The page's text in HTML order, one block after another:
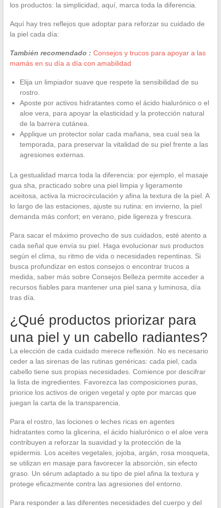
los productos: la simplicidad, aquí, marca toda la diferencia.
Aquí hay tres reflejos que adoptar para reforzar su cuidado de
la piel cada día:
También recomendado : Consejos y trucos para apoyar a las
mamás en su día a día con amabilidad
Elija un limpiador suave que respete la sensibilidad de su
rostro.
Aposte por activos hidratantes como el ácido hialurónico o el
aloe vera, para apoyar la elasticidad y la protección natural
de la barrera cutánea.
Applique un protector solar cada mañana, sea cual sea la
temporada, para preservar la vitalidad de su piel frente a las
agresiones externas.
La gestualidad marca toda la diferencia: por ejemplo, el masaje
gua sha, practicado sobre una piel limpia y ligeramente
aceitosa, activa la microcirculación y afina la textura de la piel. A
lo largo de las estaciones, ajuste su rutina: en invierno, la piel
demanda más confort; en verano, pide ligereza y frescura.
Para sacar el máximo provecho de sus cuidados, esté atento a
cada señal que envía su piel. Haga evolucionar sus productos
según el clima, su ritmo de vida o necesidades repentinas. Si
busca profundizar en estos consejos o encontrar trucos a
medida, saber más sobre Consejos Belleza permite acceder a
recursos fiables para mantener una piel sana y luminosa, día
tras día.
¿Qué productos priorizar para
una piel y un cabello radiantes?
La elección de cada cuidado merece reflexión. No es necesario
ceder a las sirenas de las rutinas genéricas: cada piel, cada
cabello tiene sus propias necesidades. Comience por descifrar
la lista de ingredientes. Favorezca las composiciones puras,
priorice los activos de origen vegetal y opte por marcas que
juegan la carta de la transparencia.
Para el rostro, las lociones o leches ricas en agentes
hidratantes como la glicerina, el ácido hialurónico o el aloe vera
contribuyen a reforzar la suavidad y la protección de la
epidermis. Los aceites vegetales, jojoba, argán, rosa mosqueta,
se utilizan en masaje para favorecer la absorción, sin efecto
graso. Un sérum adaptado a su tipo de piel afina la textura y
protege eficazmente contra las agresiones del entorno.
Para responder a las diferentes necesidades del cuerpo y del